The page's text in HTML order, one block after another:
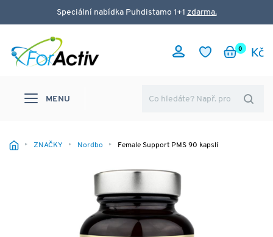
Speciální nabídka Puhdistamo 1+1 zdarma.
0
MENU
ZNAČKY Nordbo Female Support PMS 90 kapslí